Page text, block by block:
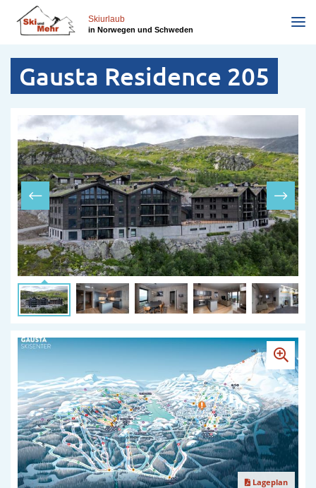
zum
Inhalt
Skiurlaub
in Norwegen und Schweden
Gausta Residence 205
Lageplan